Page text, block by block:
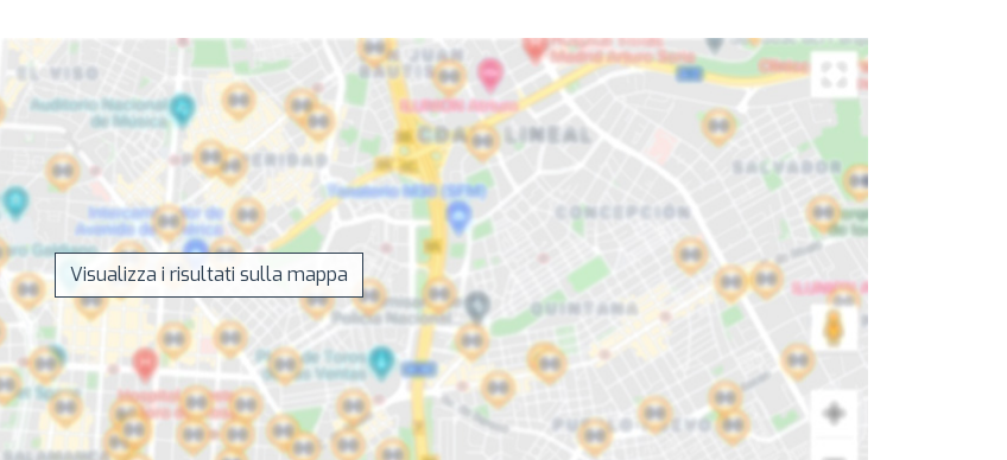
Visualizza i risultati sulla mappa